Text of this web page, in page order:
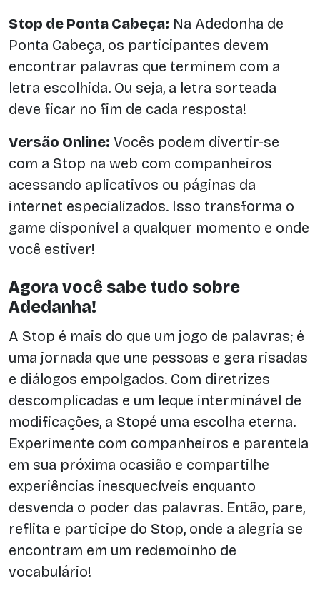
Stop de Ponta Cabeça: Na Adedonha de
Ponta Cabeça, os participantes devem
encontrar palavras que terminem com a
letra escolhida. Ou seja, a letra sorteada
deve ficar no fim de cada resposta!
Versão Online: Vocês podem divertir-se
com a Stop na web com companheiros
acessando aplicativos ou páginas da
internet especializados. Isso transforma o
game disponível a qualquer momento e onde
você estiver!
Agora você sabe tudo sobre
Adedanha!
A Stop é mais do que um jogo de palavras; é
uma jornada que une pessoas e gera risadas
e diálogos empolgados. Com diretrizes
descomplicadas e um leque interminável de
modificações, a Stopé uma escolha eterna.
Experimente com companheiros e parentela
em sua próxima ocasião e compartilhe
experiências inesquecíveis enquanto
desvenda o poder das palavras. Então, pare,
reflita e participe do Stop, onde a alegria se
encontram em um redemoinho de
vocabulário!